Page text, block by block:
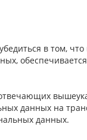
в том,
данных на
данных.